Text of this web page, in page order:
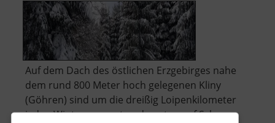
Auf dem Dach des östlichen Erzgebirges nahe
dem rund 800 Meter hoch gelegenen Kliny
(Göhren) sind um die dreißig Loipenkilometer
jeden Winter gespurt und warten auf Schnee-